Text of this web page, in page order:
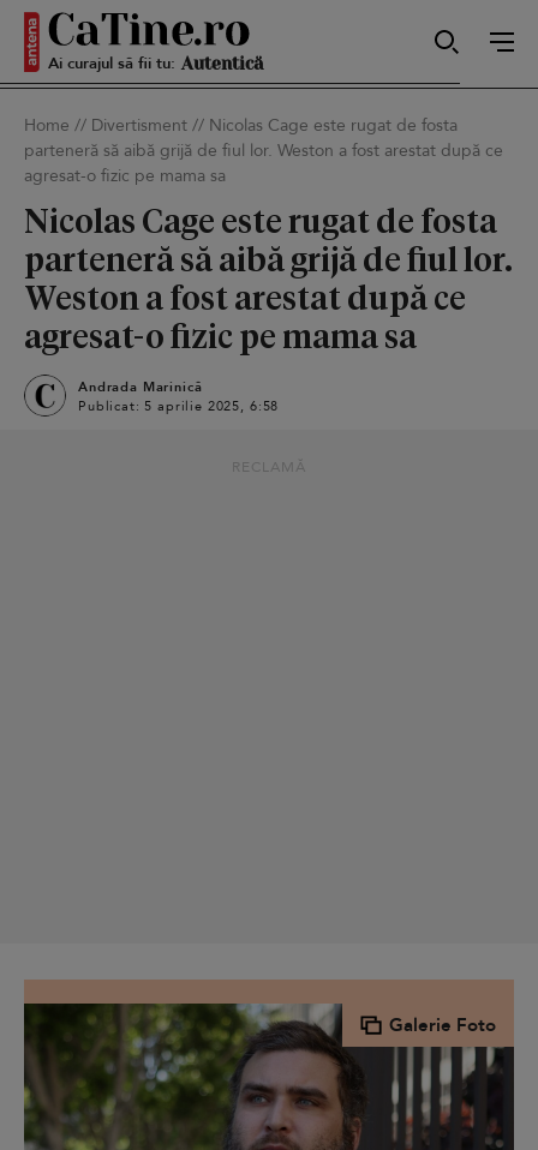
Ai curajul să fii tu: Sexy
Autentică
Smart
Sensibilă
Home // Divertisment // Nicolas Cage este rugat de fosta
parteneră să aibă grijă de fiul lor. Weston a fost arestat după ce
agresat-o fizic pe mama sa
Nicolas Cage este rugat de fosta
parteneră să aibă grijă de fiul lor.
Weston a fost arestat după ce
agresat-o fizic pe mama sa
Andrada Marinică
Publicat: 5 aprilie 2025, 6:58
RECLAMĂ
Galerie Foto